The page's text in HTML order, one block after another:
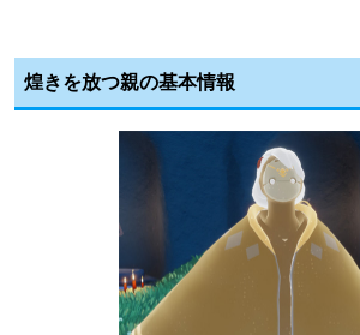
煌きを放つ親の基本情報